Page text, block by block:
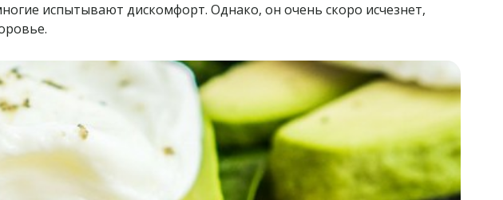
испытывают дискомфорт. Однако, он очень скоро исчезнет,